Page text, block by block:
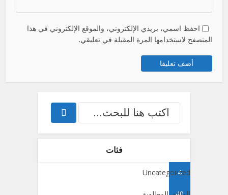
احفظ اسمي، بريدي الإلكتروني، والموقع الإلكتروني في هذا
المتصفح لاستخدامها المرة المقبلة في تعليقي.
فئات
Uncategorized
4